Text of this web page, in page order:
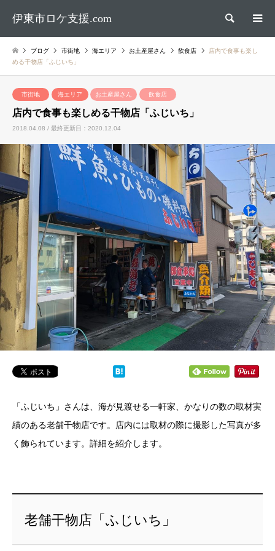
伊東市ロケ支援.com 検索
ブログ 市街地 海エリア お土産屋さん 飲食店
店内で食事も楽し
める干物店「ふじいち」
市街地 海エリア お土産屋さん 飲食店
店内で食事も楽しめる干物店「ふじいち」
2018.04.08 / 最終更新日：2020.12.04
「ふじいち」さんは、海が見渡せる一軒家、かなりの数の取材実
績のある老舗干物店です。店内には取材の際に撮影した写真が多
く飾られています。詳細を紹介します。
老舗干物店「ふじいち」